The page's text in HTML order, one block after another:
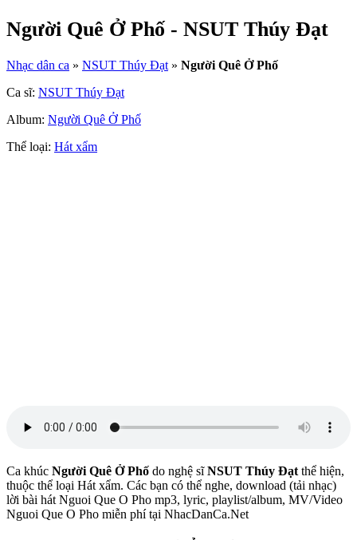
Người Quê Ở Phố - NSUT Thúy Đạt
Nhạc dân ca » NSUT Thúy Đạt» Người Quê Ở Phố
Ca sĩ: NSUT Thúy Đạt
Album: Người Quê Ở Phố
Thể loại: Hát xẩm
Ca khúc Người Quê Ở Phố do nghệ sĩNSUT Thúy Đạtthể hiện,
thuộc thể loại Hát xẩm. Các bạn có thể nghe, download (tải nhạc)
lời bài hát Nguoi Que O Pho mp3, lyric, playlist/album, MV/Video
Nguoi Que O Pho miễn phí tại NhacDanCa.Net